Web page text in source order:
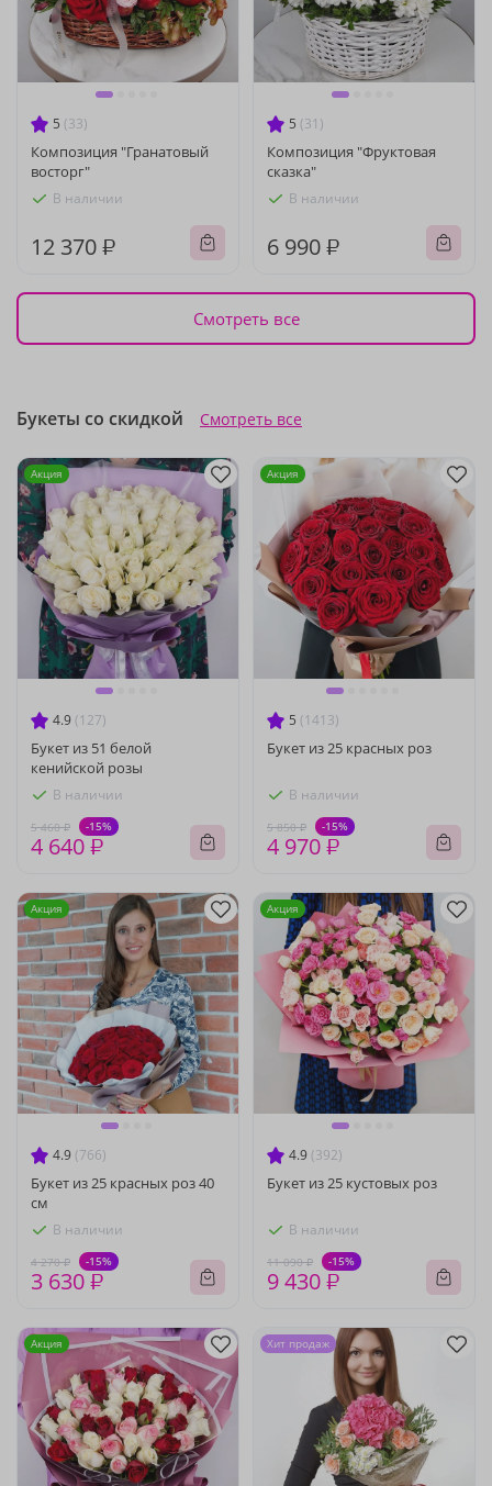
5 (33)
Композиция "Гранатовый
восторг"
В наличии
12 370 ₽
5 (31)
Композиция "Фруктовая
сказка"
В наличии
6 990 ₽
Смотреть все
Букеты со скидкой Смотреть все
4.9 (127)
Букет из 51 белой
кенийской розы
В наличии
5 460 ₽ -15%
4 640 ₽
Акция
5 (1413)
Букет из 25 красных роз
В наличии
5 850 ₽ -15%
4 970 ₽
Акция
4.9 (766)
Букет из 25 красных роз 40
см
В наличии
4 270 ₽ -15%
3 630 ₽
Акция
4.9 (392)
Букет из 25 кустовых роз
В наличии
11 090 ₽ -15%
9 430 ₽
Акция
Акция Хит продаж